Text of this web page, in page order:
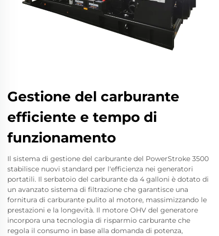
Gestione del carburante
efficiente e tempo di
funzionamento
Il sistema di gestione del carburante del PowerStroke 3500
stabilisce nuovi standard per l'efficienza nei generatori
portatili. Il serbatoio del carburante da 4 galloni è dotato di
un avanzato sistema di filtrazione che garantisce una
fornitura di carburante pulito al motore, massimizzando le
prestazioni e la longevità. Il motore OHV del generatore
incorpora una tecnologia di risparmio carburante che
regola il consumo in base alla domanda di potenza,